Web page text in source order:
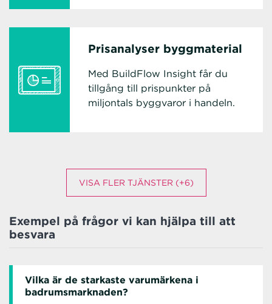
Prisanalyser byggmaterial
Med BuildFlow Insight får du
tillgång till prispunkter på
miljontals byggvaror i handeln.
VISA FLER TJÄNSTER (+6)
Exempel på frågor vi kan hjälpa till att
besvara
Vilka är de starkaste varumärkena i
badrumsmarknaden?